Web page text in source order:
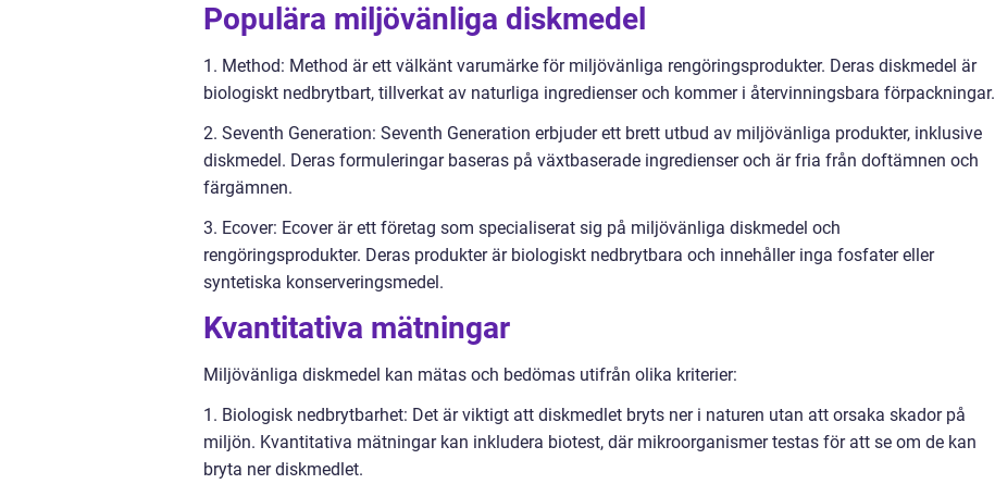
Populära miljövänliga diskmedel
1. Method: Method är ett välkänt varumärke för miljövänliga rengöringsprodukter. Deras diskmedel är
biologiskt nedbrytbart, tillverkat av naturliga ingredienser och kommer i återvinningsbara förpackningar.
2. Seventh Generation: Seventh Generation erbjuder ett brett utbud av miljövänliga produkter, inklusive
diskmedel. Deras formuleringar baseras på växtbaserade ingredienser och är fria från doftämnen och
färgämnen.
3. Ecover: Ecover är ett företag som specialiserat sig på miljövänliga diskmedel och
rengöringsprodukter. Deras produkter är biologiskt nedbrytbara och innehåller inga fosfater eller
syntetiska konserveringsmedel.
Kvantitativa mätningar
Miljövänliga diskmedel kan mätas och bedömas utifrån olika kriterier:
1. Biologisk nedbrytbarhet: Det är viktigt att diskmedlet bryts ner i naturen utan att orsaka skador på
miljön. Kvantitativa mätningar kan inkludera biotest, där mikroorganismer testas för att se om de kan
bryta ner diskmedlet.